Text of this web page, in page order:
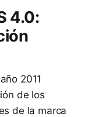
4.0:
2011
de los
de la marca